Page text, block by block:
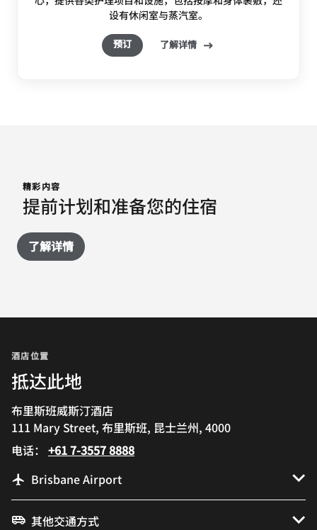
设有休闲室与蒸汽室。
预订 了解详情
精彩内容
提前计划和准备您的住宿
了解详情
酒店位置
抵达此地
布里斯班威斯汀酒店
111 Mary Street, 布里斯班, 昆士兰州, 4000
电话： +61 7-3557 8888
Brisbane Airport
其他交通方式